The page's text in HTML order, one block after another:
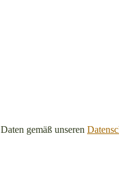
gemäß unseren